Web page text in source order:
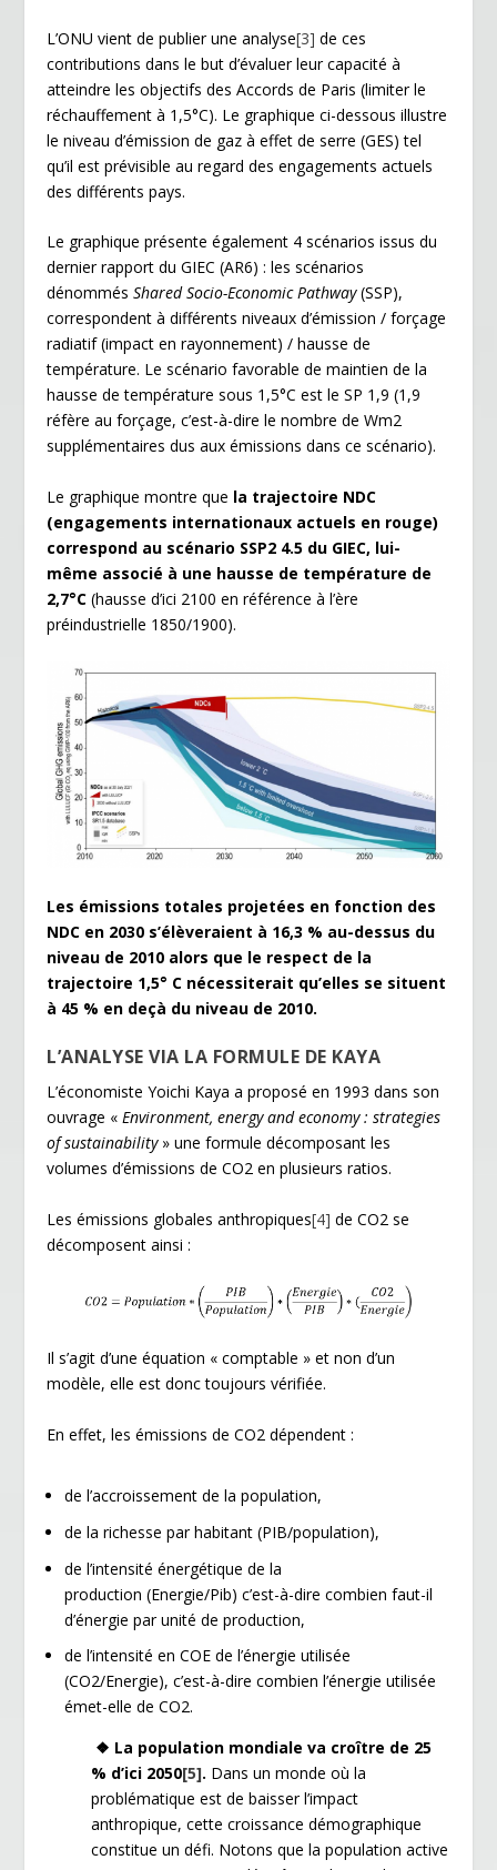
L’ONU vient de publier une analyse[3] de ces
contributions dans le but d’évaluer leur capacité à
atteindre les objectifs des Accords de Paris (limiter le
réchauffement à 1,5°C). Le graphique ci-dessous illustre
le niveau d’émission de gaz à effet de serre (GES) tel
qu’il est prévisible au regard des engagements actuels
des différents pays.
Le graphique présente également 4 scénarios issus du
dernier rapport du GIEC (AR6) : les scénarios
dénommésShared Socio-Economic Pathway(SSP),
correspondent à différents niveaux d’émission / forçage
radiatif (impact en rayonnement) / hausse de
température. Le scénario favorable de maintien de la
hausse de température sous 1,5°C est le SP 1,9 (1,9
réfère au forçage, c’est-à-dire le nombre de Wm2
supplémentaires dus aux émissions dans ce scénario).
Le graphique montre que la trajectoire NDC
(engagements internationaux actuels en rouge)
correspond au scénario SSP2 4.5 du GIEC, lui-
même associé à une hausse de température de
2,7°C (hausse d’ici 2100 en référence à l’ère
préindustrielle 1850/1900).
Les émissions totales projetées en fonction des
NDC en 2030 s’élèveraient à 16,3 % au-dessus du
niveau de 2010 alors que le respect de la
trajectoire 1,5° C nécessiterait qu’elles se situent
à 45 % en deçà du niveau de 2010.
L’ANALYSE VIA LA FORMULE DE KAYA
L’économiste Yoichi Kaya a proposé en 1993 dans son
ouvrage «Environment, energy and economy : strategies
of sustainability» une formule décomposant les
volumes d’émissions de CO2 en plusieurs ratios.
Les émissions globales anthropiques[4] de CO2 se
décomposent ainsi :
Il s’agit d’une équation « comptable » et non d’un
modèle, elle est donc toujours vérifiée.
En effet, les émissions de CO2 dépendent :
de l’accroissement de la population,
de la richesse par habitant (PIB/population),
de l’intensité énergétique de la
production (Energie/Pib) c’est-à-dire combien faut-il
d’énergie par unité de production,
de l’intensité en COE de l’énergie utilisée
(CO2/Energie), c’est-à-dire combien l’énergie utilisée
émet-elle de CO2.
❖ La population mondiale va croître de 25
% d’ici 2050[5]. Dans un monde où la
problématique est de baisser l’impact
anthropique, cette croissance démographique
constitue un défi. Notons que la population active